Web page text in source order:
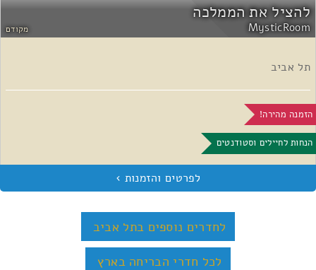
להציל את הממלכה
MysticRoom מקודם
תל אביב
הזמנה מהירה!
הנחות לחיילים וסטודנטים
לחדרים נוספים בתל אביב
לכל חדרי הבריחה בארץ